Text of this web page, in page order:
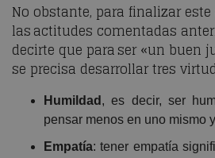
No obstante, para finalizar
las actitudes comentadas
decirte que para ser «un buen
se precisa desarrollar tres
Humildad , es decir, ser
pensar menos en uno mismo
Empatía: tener empatía